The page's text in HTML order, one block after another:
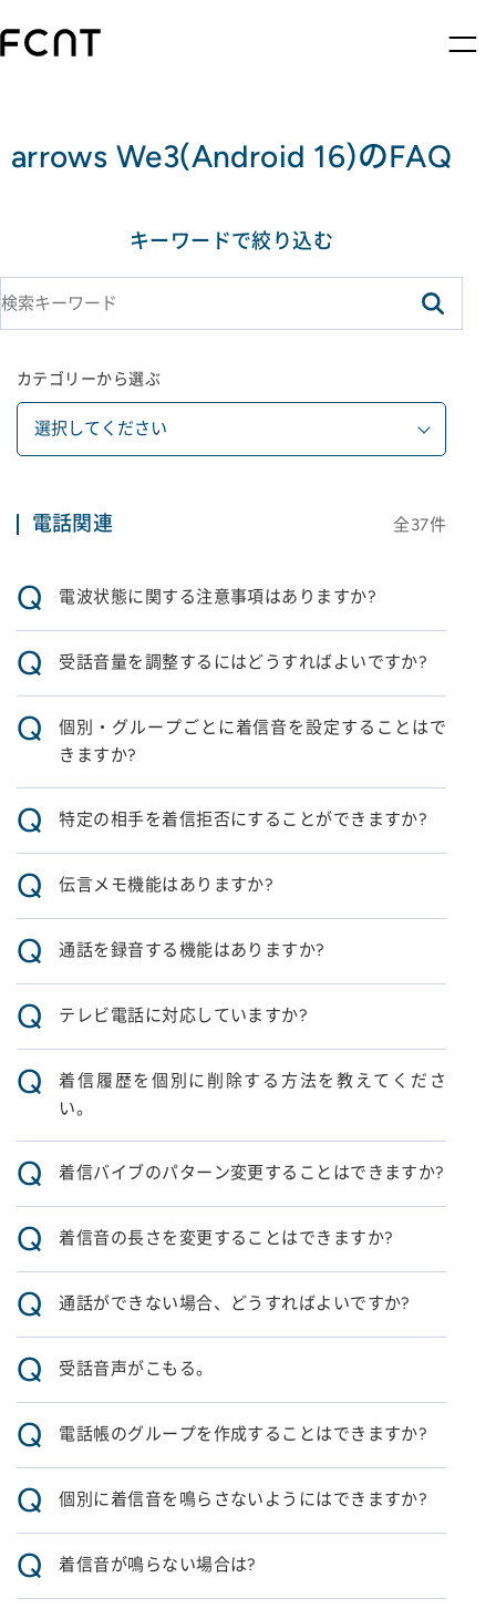
arrows We3(Android 16)のFAQ
キーワードで絞り込む
カテゴリーから選ぶ
電話関連 全37件
Q 電波状態に関する注意事項はありますか?
Q 受話音量を調整するにはどうすればよいですか?
Q
個別・グループごとに着信音を設定することはで
きますか?
Q 特定の相手を着信拒否にすることができますか?
Q 伝言メモ機能はありますか?
Q 通話を録音する機能はありますか?
Q テレビ電話に対応していますか?
Q
着信履歴を個別に削除する方法を教えてくださ
い。
Q 着信バイブのパターン変更することはできますか?
Q 着信音の長さを変更することはできますか?
Q 通話ができない場合、どうすればよいですか?
Q 受話音声がこもる。
Q 電話帳のグループを作成することはできますか?
Q 個別に着信音を鳴らさないようにはできますか?
Q 着信音が鳴らない場合は?